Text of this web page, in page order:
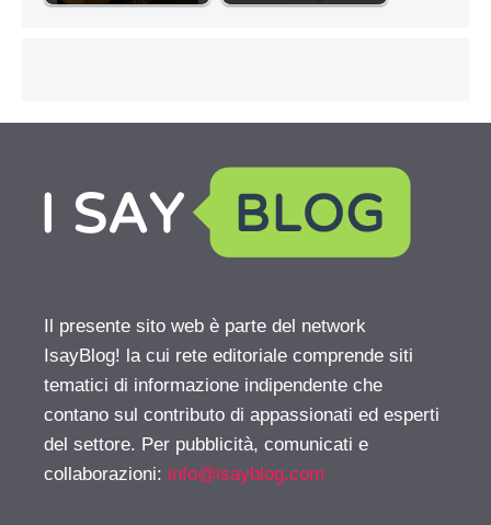
Il presente sito web è parte del network
IsayBlog! la cui rete editoriale comprende siti
tematici di informazione indipendente che
contano sul contributo di appassionati ed esperti
del settore. Per pubblicità, comunicati e
collaborazioni: info@isayblog.com